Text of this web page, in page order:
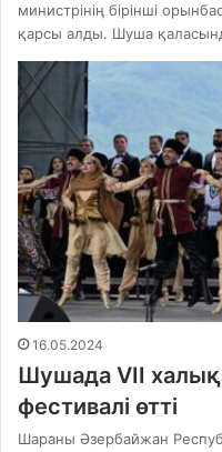
министрінің бірінші
қарсы алды. Шуша
16.05.2024
Шушада VII
фестивалі өтті
Шараны Әзербайжан